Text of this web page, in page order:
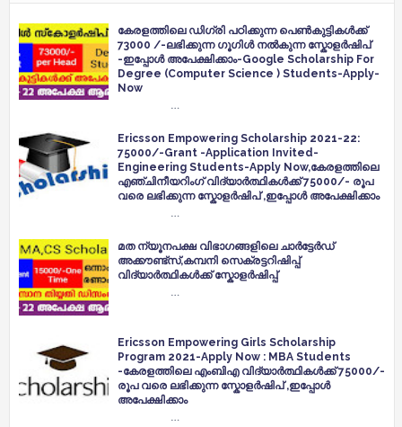
കേരളത്തിലെ ഡിഗ്രി പഠിക്കുന്ന പെൺകുട്ടികൾക്ക്
73000 /-ലഭിക്കുന്ന ഗൂഗിൾ നൽകുന്ന സ്കോളർഷിപ്
-ഇപ്പോൾ അപേക്ഷിക്കാം-Google Scholarship For
Degree (Computer Science ) Students-Apply-
Now
…
Ericsson Empowering Scholarship 2021-22:
75000/-Grant -Application Invited-
Engineering Students-Apply Now,കേരളത്തിലെ
എഞ്ചിനീയറിംഗ് വിദ്യാർത്ഥികൾക്ക് 75000/- രൂപ
വരെ ലഭിക്കുന്ന സ്കോളർഷിപ് ,ഇപ്പോൾ അപേക്ഷിക്കാം
…
മത ന്യൂനപക്ഷ വിഭാഗങ്ങളിലെ ചാർട്ടേർഡ്
അക്കൗണ്ട്സ്,കമ്പനി സെക്രട്ടറിഷിപ്പ്
വിദ്യാർത്ഥികൾക്ക് സ്കോളർഷിപ്പ്
…
Ericsson Empowering Girls Scholarship
Program 2021-Apply Now : MBA Students
-കേരളത്തിലെ എംബിഎ വിദ്യാർത്ഥികൾക്ക് 75000/-
രൂപ വരെ ലഭിക്കുന്ന സ്കോളർഷിപ് ,ഇപ്പോൾ
അപേക്ഷിക്കാം
…